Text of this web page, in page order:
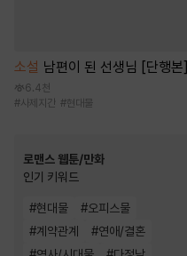
소설 남편이 된 선생님 [단행본]
6.4천
#사제지간 #현대물
로맨스 웹툰/만화
인기 키워드
#현대물 #오피스물
#계약관계 #연애/결혼